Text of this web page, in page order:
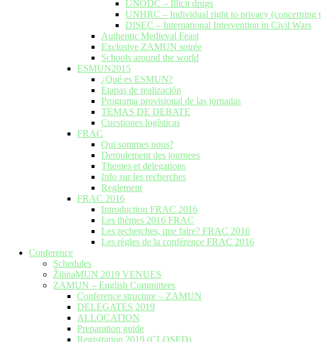
UNODC – Illicit drugs
UNHRC – Individual right to privacy (concerning
DISEC – International Intervention in Civil Wars
Authentic Medieval Feast
Exclusive ZAMUN soirée
Schools around the world
ESMUN2015
¿Qué es ESMUN?
Etapas de realización
Programa provisional de las jornadas
TEMAS DE DEBATE
Cuestiones logísticas
FRAC
Qui sommes nous?
Deroulement des journees
Themes et delegations
Info sur les recherches
Reglement
FRAC 2016
Introduction FRAC 2016
Les thèmes 2016 FRAC
Les recherches, que faire? FRAC 2016
Les règles de la conférence FRAC 2016
Conference
Schedules
ŽilinaMUN 2019 VENUES
ZAMUN – English Committees
Conference structure – ZAMUN
DELEGATES 2019
ALLOCATION
Preparation guide
Registration 2019 (CLOSED)